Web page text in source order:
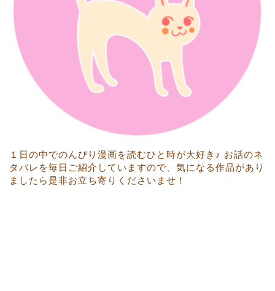
１日の中でのんびり漫画を読むひと時が大好き♪ お話のネ
タバレを毎日ご紹介していますので、気になる作品があり
ましたら是非お立ち寄りくださいませ！